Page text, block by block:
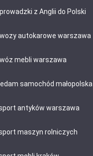
z Anglii do Polski
autokarowe warszawa
mebli warszawa
samochód małopolska
antyków warszawa
maszyn rolniczych